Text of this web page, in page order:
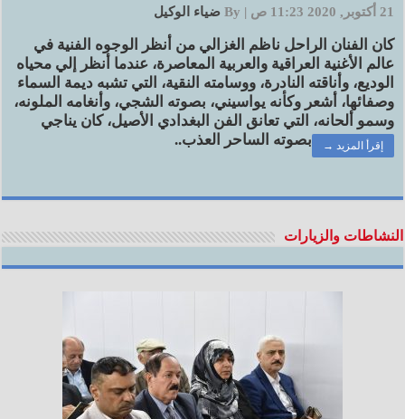
21 أكتوبر, 2020 11:23 ص |
By ضياء الوكيل
كان الفنان الراحل ناظم الغزالي من أنظر الوجوه الفنية في
عالم الأغنية العراقية والعربية المعاصرة، عندما أنظر إلي محياه
الوديع، وأناقته النادرة، ووسامته النقية، التي تشبه ديمة السماء
وصفائها، أشعر وكأنه يواسيني، بصوته الشجي، وأنغامه الملونه،
وسمو ألحانه، التي تعانق الفن البغدادي الأصيل، كان يناجي
بصوته الساحر العذب..
إقرأ المزيد →
النشاطات والزيارات